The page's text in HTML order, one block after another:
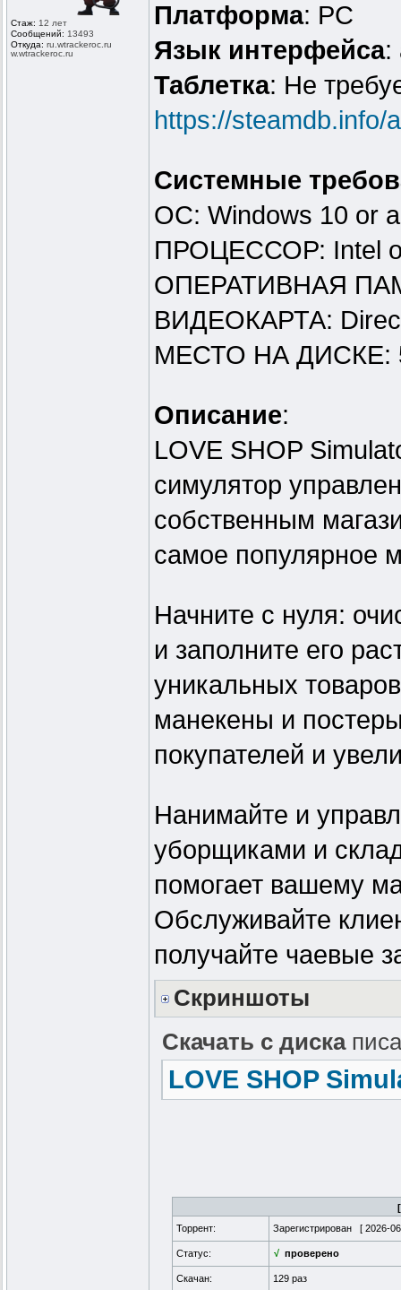
Стаж: 12 лет
Сообщений: 13493
Откуда: ru.wtrackeroc.ru
w.wtrackeroc .ru
Платформа: PC
Язык интерфейса:
Таблeтка: Не
https://steamdb.info/
Системные
ОС: Windows 10 or
ПРОЦЕССОР: Intel
ОПЕРАТИВНАЯ
ВИДЕОКАРТА:
МЕСТО НА ДИСКЕ:
Описание:
LOVE SHOP
симулятор
собственным
самое популярное
Начните с нуля:
и заполните его
уникальных
манекены и
покупателей и
Нанимайте и
уборщиками и
помогает вашему
Обслуживайте
получайте чаевые
Скриншоты
Скачать с диска
LOVE SHOP
Торрент:
Зарегистрирован [ 2026-
Статус: √ проверено
Скачан: 129 раз